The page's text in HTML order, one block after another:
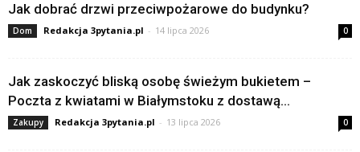
Jak dobrać drzwi przeciwpożarowe do budynku?
Dom Redakcja 3pytania.pl - 14 lipca 2026 0
Jak zaskoczyć bliską osobę świeżym bukietem –
Poczta z kwiatami w Białymstoku z dostawą...
Zakupy Redakcja 3pytania.pl - 13 lipca 2026 0